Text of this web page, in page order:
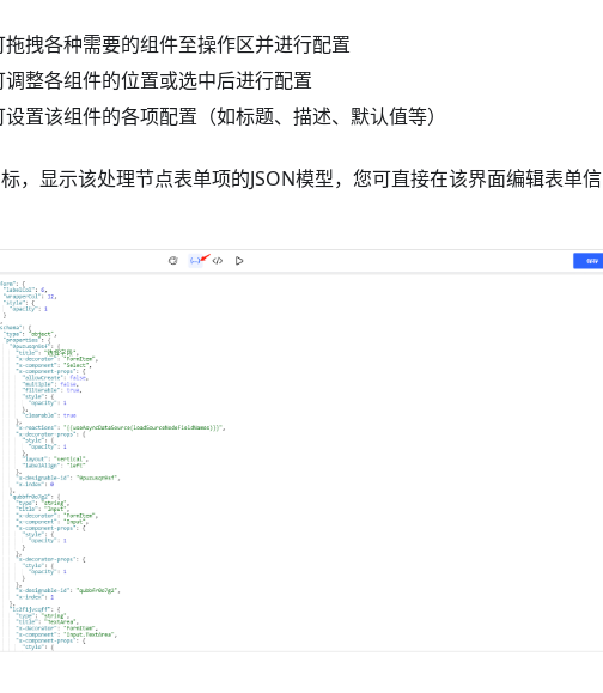
拽各种需要的组件至操作区并进行配置
整各组件的位置或选中后进行配置
置该组件的各项配置（如标题、描述、默认值等）
，显示该处理节点表单项的JSON模型，您可直接在该界面编辑表单信